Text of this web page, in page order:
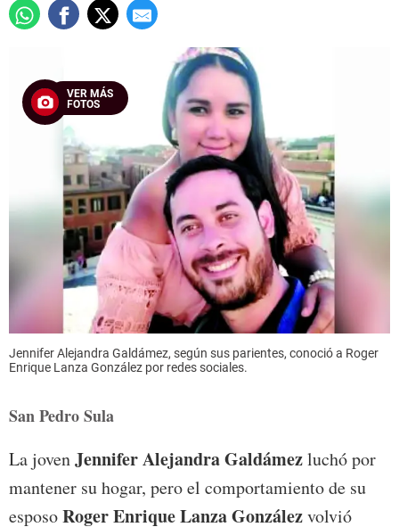
VER MÁS
FOTOS
Jennifer Alejandra Galdámez, según sus parientes, conoció a Roger
Enrique Lanza González por redes sociales.
San Pedro Sula
La jovenJennifer Alejandra Galdámezluchó por
mantener su hogar, pero el comportamiento de su
esposoRoger Enrique Lanza Gonzálezvolvió